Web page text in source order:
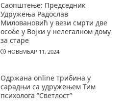
Саопштење: Председник
Удружења Радослав
Миловановић у вези смрти две
особе у Војки у нелегалном дому
за старе
НОВЕМБАР 11, 2024
Одржана online трибина у
сарадњи са удружењем Тим
психолога ”Светлост”